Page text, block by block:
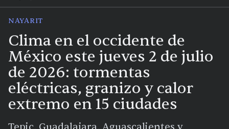
NAYARIT
Clima en el occidente de
México este jueves 2 de julio
de 2026: tormentas
eléctricas, granizo y calor
extremo en 15 ciudades